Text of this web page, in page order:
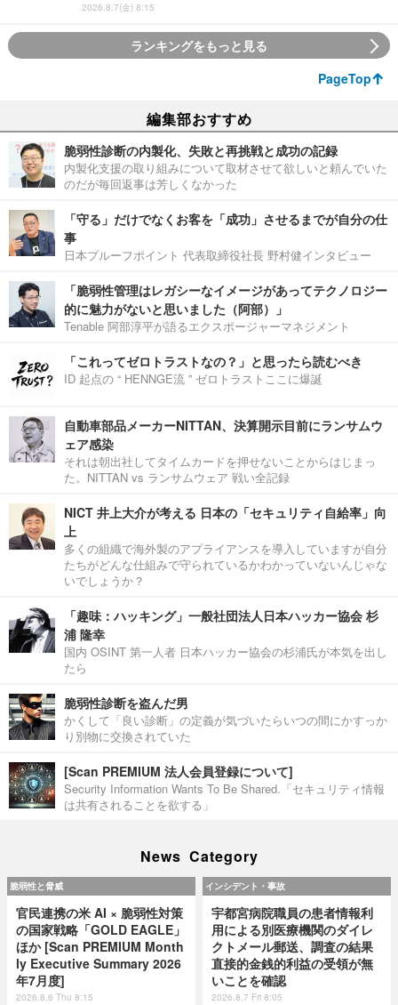
2026.8.7(金) 8:15
ランキングをもっと見る
PageTop
編集部おすすめ
脆弱性診断の内製化、失敗と再挑戦と成功の記録
内製化支援の取り組みについて取材させて欲しいと頼んでいた
のだが毎回返事は芳しくなかった
「守る」だけでなくお客を「成功」させるまでが自分の仕
事
日本プルーフポイント 代表取締役社長 野村健インタビュー
「脆弱性管理はレガシーなイメージがあってテクノロジー
的に魅力がないと思いました（阿部）」
Tenable 阿部淳平が語るエクスポージャーマネジメント
「これってゼロトラストなの？」と思ったら読むべき
ID 起点の “ HENNGE流 ” ゼロトラストここに爆誕
自動車部品メーカーNITTAN、決算開示目前にランサムウ
ェア感染
それは朝出社してタイムカードを押せないことからはじまっ
た。NITTAN vs ランサムウェア 戦い全記録
NICT 井上大介が考える 日本の「セキュリティ自給率」向
上
多くの組織で海外製のアプライアンスを導入していますが自分
たちがどんな仕組みで守られているかわかっていないんじゃな
いでしょうか？
「趣味：ハッキング」一般社団法人日本ハッカー協会 杉
浦 隆幸
国内 OSINT 第一人者 日本ハッカー協会の杉浦氏が本気を出し
たら
脆弱性診断を盗んだ男
かくして「良い診断」の定義が気づいたらいつの間にかすっか
り別物に交換されていた
[Scan PREMIUM 法人会員登録について]
Security Information Wants To Be Shared.「セキュリティ情報
は共有されることを欲する」
News Category
脆弱性と脅威
官民連携の米 AI × 脆弱性対策
の国家戦略「GOLD EAGLE」
ほか [Scan PREMIUM Month
ly Executive Summary 2026
年7月度]
2026.8.6 Thu 8:15
インシデント・事故
宇都宮病院職員の患者情報利
用による別医療機関のダイレ
クトメール郵送、調査の結果
直接的金銭的利益の受領が無
いことを確認
2026.8.7 Fri 8:05